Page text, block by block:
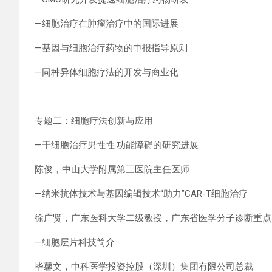
—细胞治疗在肿瘤治疗中的国际进展
—基因与细胞治疗药物的申报指导原则
—同种异体细胞疗法的开发与商业化
专题二：细胞疗法创新与应用
—干细胞治疗男性性.功能障碍的研究进展
陈俊，中山大学附属第三医院主任医师
—纳米抗体技术与基因编辑技术“助力”CAR-T细胞治疗
徐广贤，广东医科大学二级教授，广东省医学分子诊断重
—细胞层片科技简介
毕馨文，中科医学投资控股（深圳）集团有限公司总裁